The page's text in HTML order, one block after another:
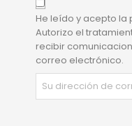
He leído y acepto
Autorizo el
recibir
correo electrónico.